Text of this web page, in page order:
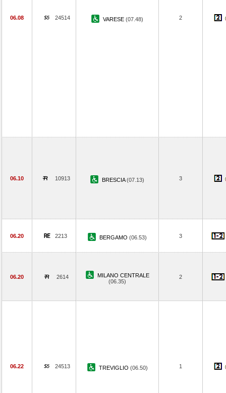
06.08 24514 VARESE (07.48) 2
06.10 10913 BRESCIA(07.13) 3
06.20 2213 BERGAMO (06.53) 3
06.20 2614
MILANO CENTRALE
(06.35)
2
06.22 24513 TREVIGLIO (06.50) 1